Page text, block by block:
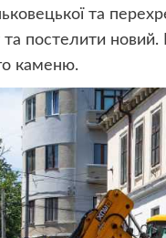
та
постелити новий.
каменю.